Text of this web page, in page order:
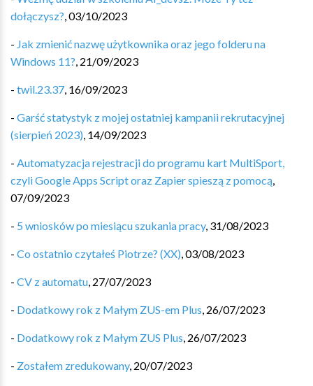
dołączysz?,03/10/2023
- Jak zmienić nazwę użytkownika oraz jego folderu na
Windows 11?, 21/09/2023
- twil.23.37, 16/09/2023
- Garść statystyk z mojej ostatniej kampanii rekrutacyjnej
(sierpień 2023), 14/09/2023
- Automatyzacja rejestracji do programu kart MultiSport,
czyli Google Apps Script oraz Zapier spieszą z pomocą,
07/09/2023
- 5 wniosków po miesiącu szukania pracy, 31/08/2023
- Co ostatnio czytałeś Piotrze? (XX),03/08/2023
- CV z automatu, 27/07/2023
- Dodatkowy rok z Małym ZUS-em Plus, 26/07/2023
- Dodatkowy rok z Małym ZUS Plus, 26/07/2023
- Zostałem zredukowany, 20/07/2023